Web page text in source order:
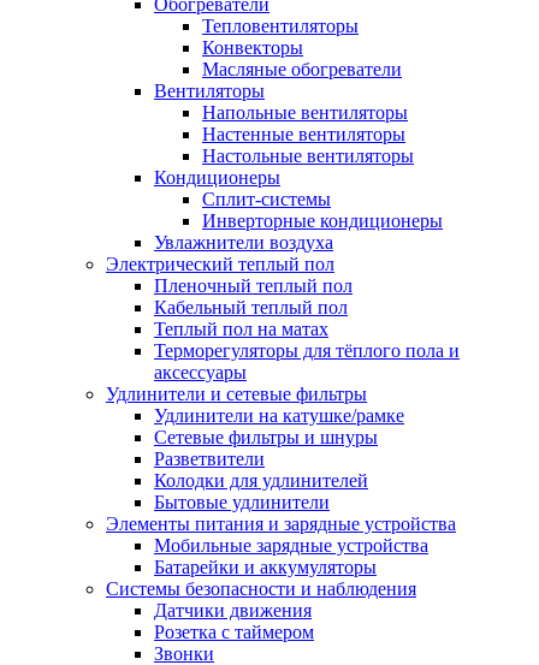
Тепловентиляторы
Конвекторы
Масляные обогреватели
Вентиляторы
Напольные вентиляторы
Настенные вентиляторы
Настольные вентиляторы
Кондиционеры
Сплит-системы
Инверторные кондиционеры
Увлажнители воздуха
Электрический теплый пол
Пленочный теплый пол
Кабельный теплый пол
Теплый пол на матах
Терморегуляторы для тёплого пола и
аксессуары
Удлинители и сетевые фильтры
Удлинители на катушке/рамке
Сетевые фильтры и шнуры
Разветвители
Колодки для удлинителей
Бытовые удлинители
Элементы питания и зарядные устройства
Мобильные зарядные устройства
Батарейки и аккумуляторы
Системы безопасности и наблюдения
Датчики движения
Розетка с таймером
Звонки